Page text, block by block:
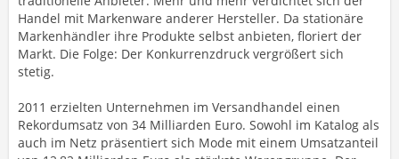
Handel mit Markenware anderer Hersteller. Da stationäre
Markenhändler ihre Produkte selbst anbieten, floriert der
Markt. Die Folge: Der Konkurrenzdruck vergrößert sich
stetig.
2011 erzielten Unternehmen im Versandhandel einen
Rekordumsatz von 34 Milliarden Euro. Sowohl im Katalog als
auch im Netz präsentiert sich Mode mit einem Umsatzanteil